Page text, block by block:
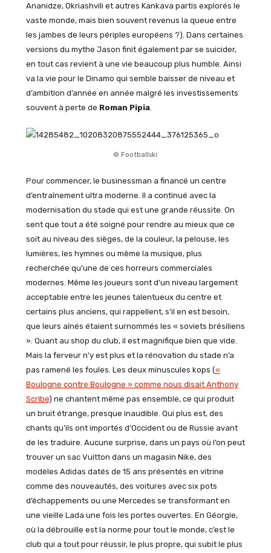
Ananidze, Okriashvili et autres Kankava partis explorés le
vaste monde, mais bien souvent revenus la queue entre
les jambes de leurs périples européens ?). Dans certaines
versions du mythe Jason finit également par se suicider,
en tout cas revient à une vie beaucoup plus humble. Ainsi
va la vie pour le Dinamo qui semble baisser de niveau et
d’ambition d’année en année malgré les investissements
souvent à perte de Roman Pipia.
© Footballski
Pour commencer, le businessman a financé un centre
d’entraînement ultra moderne. Il a continué avec la
modernisation du stade qui est une grande réussite. On
sent que tout a été soigné pour rendre au mieux que ce
soit au niveau des sièges, de la couleur, la pelouse, les
lumières, les hymnes ou même la musique, plus
recherchée qu’une de ces horreurs commerciales
modernes. Même les joueurs sont d’un niveau largement
acceptable entre les jeunes talentueux du centre et
certains plus anciens, qui rappellent, s’il en est besoin,
que leurs aînés étaient surnommés les « soviets brésiliens
». Quant au shop du club, il est magnifique bien que vide.
Mais la ferveur n’y est plus et la rénovation du stade n’a
pas ramené les foules. Les deux minuscules kops («
Boulogne contre Boulogne » comme nous disait Anthony
Scribe) ne chantent même pas ensemble, ce qui produit
un bruit étrange, presque inaudible. Qui plus est, des
chants qu’ils ont importés d’Occident ou de Russie avant
de les traduire. Aucune surprise, dans un pays où l’on peut
trouver un sac Vuitton dans un magasin Nike, des
modèles Adidas datés de 15 ans présentés en vitrine
comme des nouveautés, des voitures avec six pots
d’échappements ou une Mercedes se transformant en
une vieille Lada une fois les portes ouvertes. En Géorgie,
où la débrouille est la norme pour tout le monde, c’est le
club qui a tout pour réussir, le plus propre, qui subit le plus